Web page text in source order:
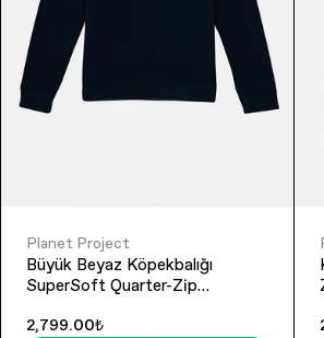
Planet Project
Büyük Beyaz Köpekbalığı
SuperSoft Quarter-Zip
2,799.00₺